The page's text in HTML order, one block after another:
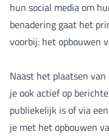
hun social media om
benadering gaat het
voorbij: het opbouwen
Naast het plaatsen
je ook actief op
publiekelijk is of via
je met het opbouwen